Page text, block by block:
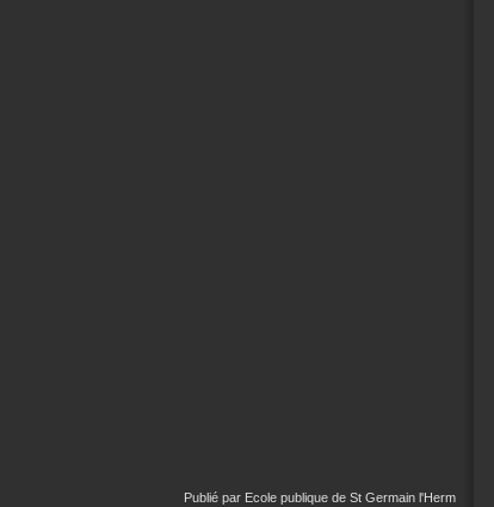
Publié par Ecole publique de St Germain l'Herm